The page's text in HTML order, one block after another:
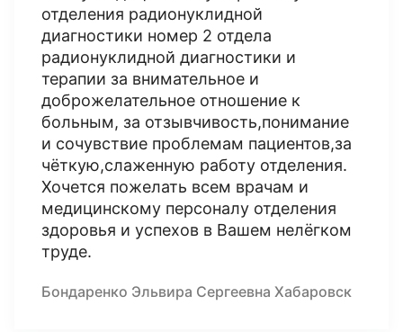
отделения радионуклидной
диагностики номер 2 отдела
радионуклидной диагностики и
терапии за внимательное и
доброжелательное отношение к
больным, за отзывчивость,понимание
и сочувствие проблемам пациентов,за
чёткую,слаженную работу отделения.
Хочется пожелать всем врачам и
медицинскому персоналу отделения
здоровья и успехов в Вашем нелёгком
труде.
Бондаренко Эльвира Сергеевна Хабаровск